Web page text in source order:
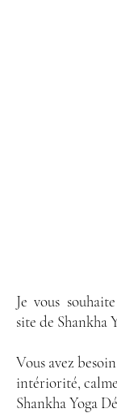
Je vous
site de Shankha
Vous avez
intériorité,
Shankha Yoga